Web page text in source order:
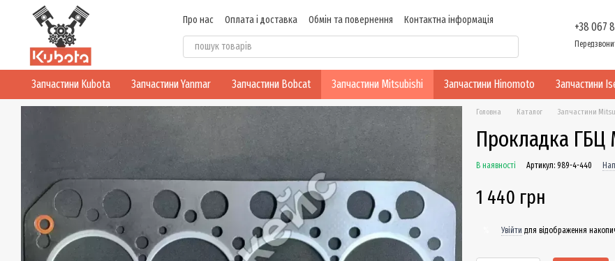
Перейти до основного контенту
Про нас Оплата і доставка Обмін та повернення
Контактна інформація
Блог
Політика конфіденційності
+38 067
Запчастини Kubota Запчастини Yanmar Запчастини Bobcat Запчастини Mitsubishi Запчастини Hinomoto Запчастини
Головна Каталог Запчастини
Прокладка ГБЦ
В наявності Артикул: 989-4-440
1 440 грн
Увійти для відображення